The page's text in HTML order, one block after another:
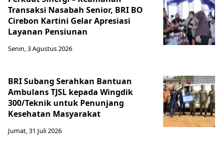
Transaksi Nasabah Senior, BRI BO
Cirebon Kartini Gelar Apresiasi
Layanan Pensiunan
Senin, 3 Agustus 2026
BRI Subang Serahkan Bantuan
Ambulans TJSL kepada Wingdik
300/Teknik untuk Penunjang
Kesehatan Masyarakat ​
Jumat, 31 Juli 2026